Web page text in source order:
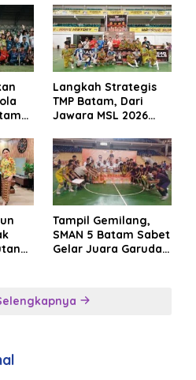
Langkah Strategis
TMP Batam, Dari
Jawara MSL 2026
Internasional
Tampil Gemilang,
SMAN 5 Batam Sabet
Gelar Juara Garuda